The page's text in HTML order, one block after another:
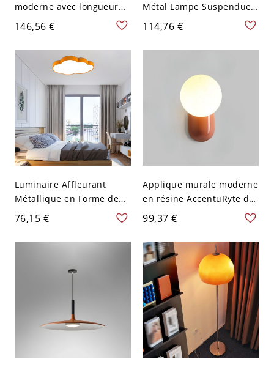
moderne avec longueur
de suspension réglable et
abat-jour en verre élégant
- 110 V-120 V Orange 1
146,56 €
Métal Lampe Suspendue
Style Moderne Forme
Géométrique pour
Chambre - 110 V-120 V
114,76 €
Luminaire Affleurant
Métallique en Forme de
Nuage Style Enfant
Plafonnier LED pour
Maternelle - 110 V-120 V
76,15 €
Applique murale moderne
en résine AccentuRyte de
4 pouces avec abat-jour
blanc - 110 V-120 V
Orange
99,37 €